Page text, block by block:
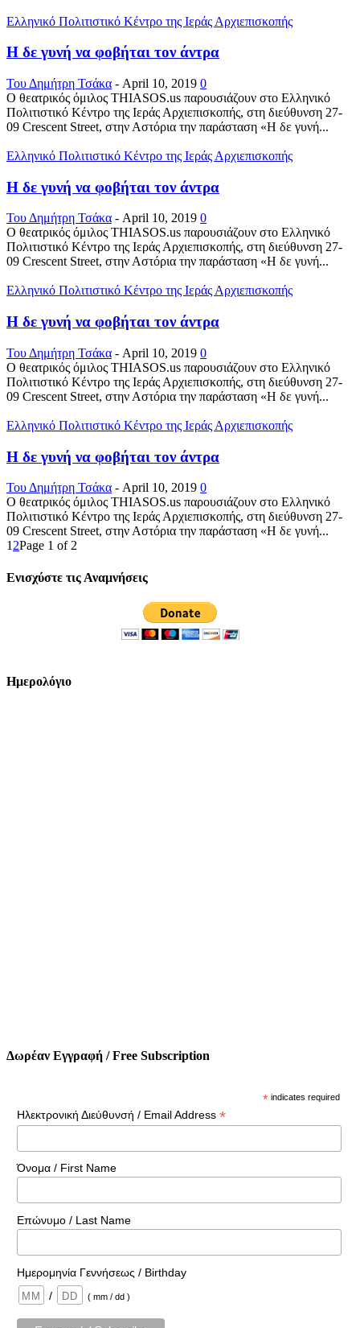
Ελληνικό Πολιτιστικό Κέντρο της Ιεράς Αρχιεπισκοπής
Η δε γυνή να φοβήται τον άντρα
Του Δημήτρη Τσάκα - April 10, 2019 0
Ο θεατρικός όμιλος THIASOS.us παρουσιάζουν στο Ελληνικό
Πολιτιστικό Κέντρο της Ιεράς Αρχιεπισκοπής, στη διεύθυνση 27-
09 Crescent Street, στην Αστόρια την παράσταση «Η δε γυνή...
Ελληνικό Πολιτιστικό Κέντρο της Ιεράς Αρχιεπισκοπής
Η δε γυνή να φοβήται τον άντρα
Του Δημήτρη Τσάκα - April 10, 2019 0
Ο θεατρικός όμιλος THIASOS.us παρουσιάζουν στο Ελληνικό
Πολιτιστικό Κέντρο της Ιεράς Αρχιεπισκοπής, στη διεύθυνση 27-
09 Crescent Street, στην Αστόρια την παράσταση «Η δε γυνή...
Ελληνικό Πολιτιστικό Κέντρο της Ιεράς Αρχιεπισκοπής
Η δε γυνή να φοβήται τον άντρα
Του Δημήτρη Τσάκα - April 10, 2019 0
Ο θεατρικός όμιλος THIASOS.us παρουσιάζουν στο Ελληνικό
Πολιτιστικό Κέντρο της Ιεράς Αρχιεπισκοπής, στη διεύθυνση 27-
09 Crescent Street, στην Αστόρια την παράσταση «Η δε γυνή...
Ελληνικό Πολιτιστικό Κέντρο της Ιεράς Αρχιεπισκοπής
Η δε γυνή να φοβήται τον άντρα
Του Δημήτρη Τσάκα - April 10, 2019 0
Ο θεατρικός όμιλος THIASOS.us παρουσιάζουν στο Ελληνικό
Πολιτιστικό Κέντρο της Ιεράς Αρχιεπισκοπής, στη διεύθυνση 27-
09 Crescent Street, στην Αστόρια την παράσταση «Η δε γυνή...
1 2Page 1 of 2
Ενισχύστε τις Αναμνήσεις
Ημερολόγιο
Δωρέαν Εγγραφή / Free Subscription
* indicates required
Ηλεκτρονική Διεύθυνσή / Email Address *
Όνομα / First Name
Επώνυμο / Last Name
Ημερομηνία Γεννήσεως / Birthday
/
( mm / dd )